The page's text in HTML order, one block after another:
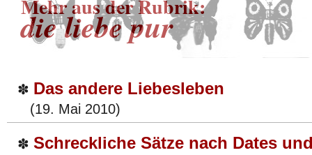
Mehr aus der Rubrik:
die liebe pur
✽ Das andere Liebesleben
(19. Mai 2010)
✽ Schreckliche Sätze nach Dates